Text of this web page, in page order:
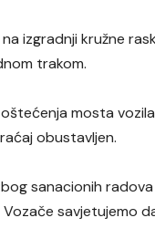
izgradnji kružne
trakom.
mosta
obustavljen.
sanacionih
savjetujemo